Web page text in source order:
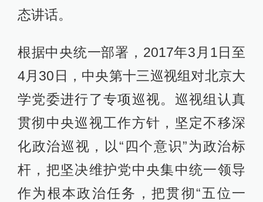
态讲话。
根据中央统一部署，2017年3月1日至
4月30日，中央第十三巡视组对北京大
学党委进行了专项巡视。巡视组认真
贯彻中央巡视工作方针，坚定不移深
化政治巡视，以“四个意识”为政治标
杆，把坚决维护党中央集中统一领导
作为根本政治任务，把贯彻“五位一